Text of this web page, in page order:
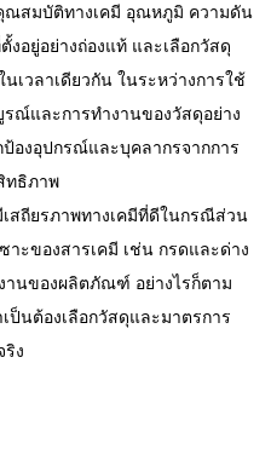
ณสมบัติทางเคมี อุณหภูมิ ความดัน
อยู่อย่างถ่องแท้ และเลือกวัสดุ
เวลาเดียวกัน ในระหว่างการใช้
ณ์และการทำงานของวัสดุอย่าง
องอุปกรณ์และบุคลากรจากการ
ทธิภาพ
สถียรภาพทางเคมีที่ดีในกรณีส่วน
ะของสารเคมี เช่น กรดและด่าง
นของผลิตภัณฑ์ อย่างไรก็ตาม
ป็นต้องเลือกวัสดุและมาตรการ
ง